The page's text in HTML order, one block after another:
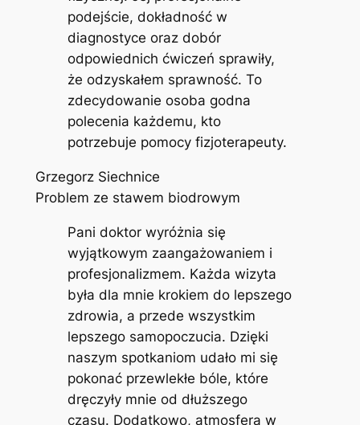
podejście, dokładność w
diagnostyce oraz dobór
odpowiednich ćwiczeń sprawiły,
że odzyskałem sprawność. To
zdecydowanie osoba godna
polecenia każdemu, kto
potrzebuje pomocy fizjoterapeuty.
Grzegorz Siechnice
Problem ze stawem biodrowym
Pani doktor wyróżnia się
wyjątkowym zaangażowaniem i
profesjonalizmem. Każda wizyta
była dla mnie krokiem do lepszego
zdrowia, a przede wszystkim
lepszego samopoczucia. Dzięki
naszym spotkaniom udało mi się
pokonać przewlekłe bóle, które
dręczyły mnie od dłuższego
czasu. Dodatkowo, atmosfera w